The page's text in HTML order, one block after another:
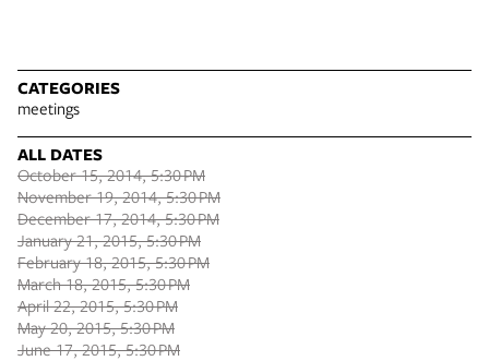
CATEGORIES
meetings
ALL DATES
October 15, 2014, 5:30 PM
November 19, 2014, 5:30 PM
December 17, 2014, 5:30 PM
January 21, 2015, 5:30 PM
February 18, 2015, 5:30 PM
March 18, 2015, 5:30 PM
April 22, 2015, 5:30 PM
May 20, 2015, 5:30 PM
June 17, 2015, 5:30 PM